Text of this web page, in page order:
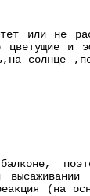
или не
и
солнце
(на